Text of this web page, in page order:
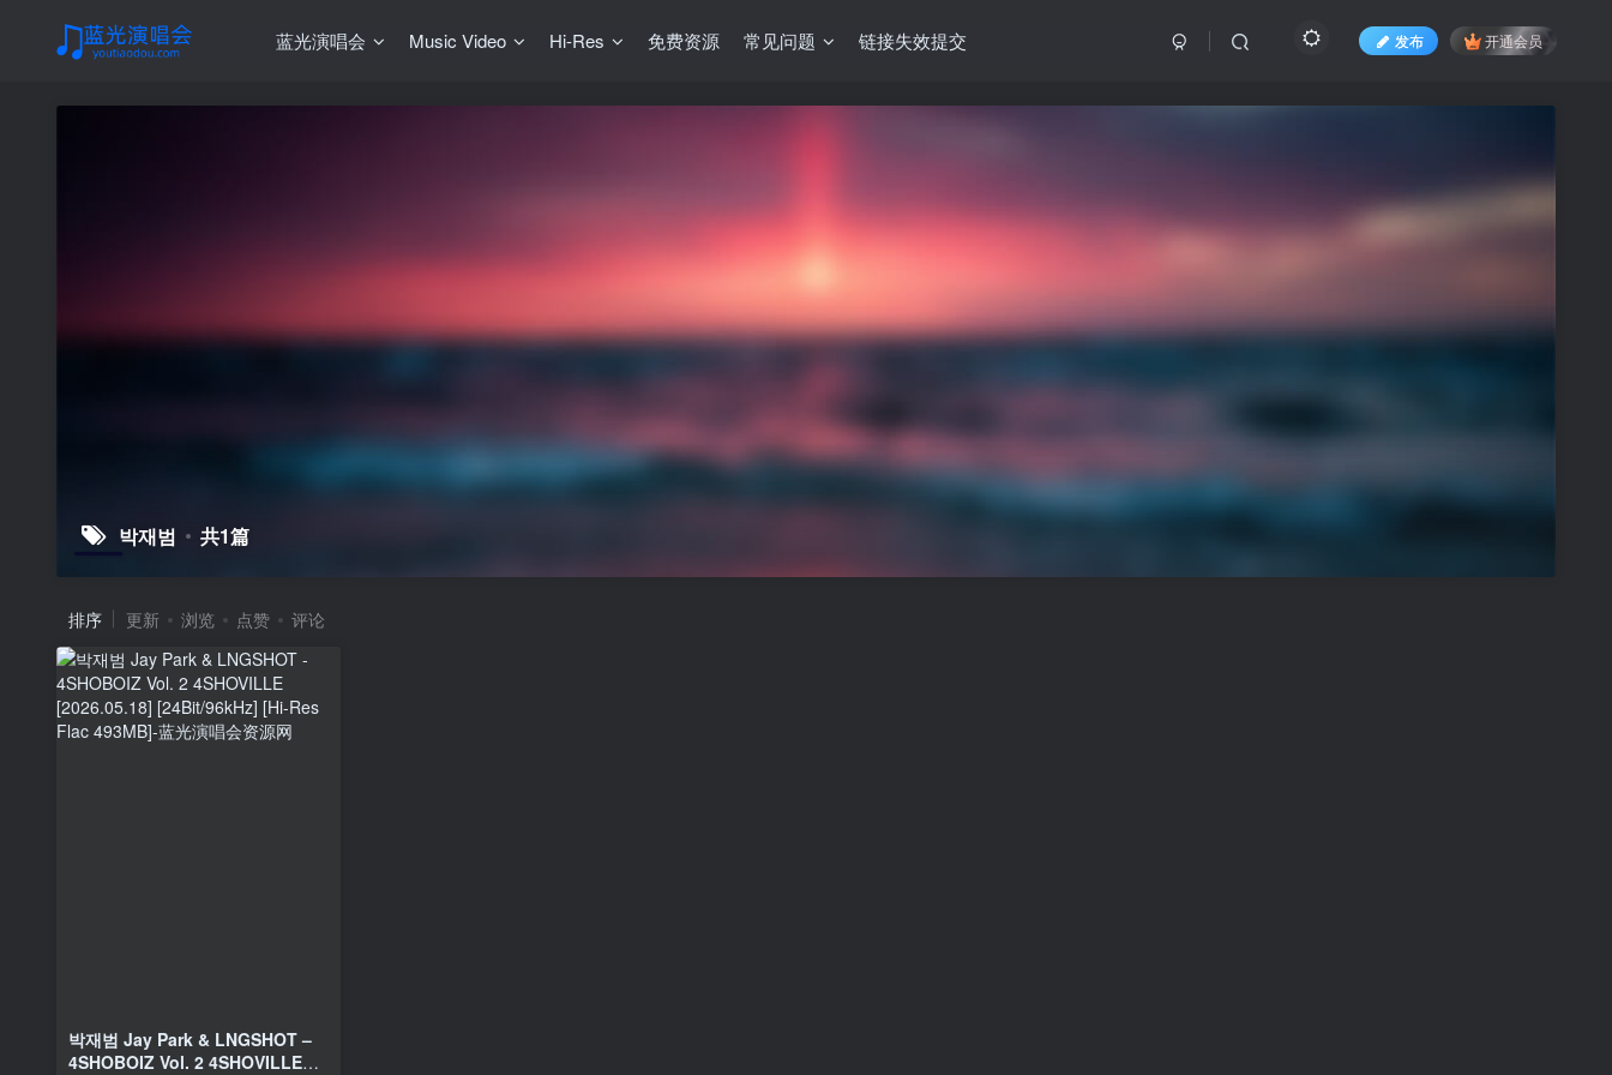
蓝光演唱会 Music Video Hi-Res 免费资源 常见问题 链接失效提交 发布 开通会员
박재범 共1篇
排序 更新 浏览 点赞 评论
박재범 Jay Park & LNGSHOT –
4SHOBOIZ Vol. 2 4SHOVILLE